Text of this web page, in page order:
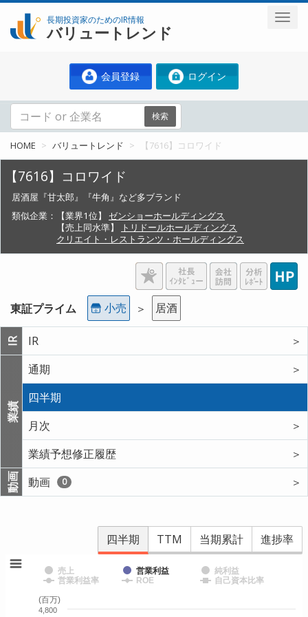
長期投資家のためのIR情報
バリュートレンド
会員登録 ログイン
検索
HOME バリュートレンド 【7616】コロワイド
【7616】コロワイド
居酒屋『甘太郎』『牛角』など多ブランド
類似企業：
【業界1位】
ゼンショーホールディングス
【売上同水準】
トリドールホールディングス
クリエイト・レストランツ・ホールディングス
東証プライム 小売 ＞ 居酒
IR IR ＞
業績
通期
＞
四半期
月次
＞
業績予想修正履歴
＞
動画 動画 0 ＞
四半期 TTM 当期累計 進捗率
(百万)
売上 営業利益
純利益
営業利益率
ROE 自己資本比率
4,800